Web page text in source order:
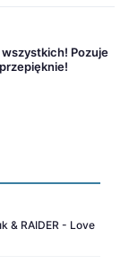
Pozuje
& RAIDER - Love